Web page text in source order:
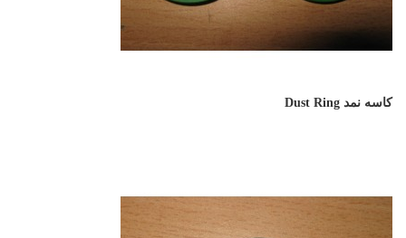
کاسه نمد Dust Ring